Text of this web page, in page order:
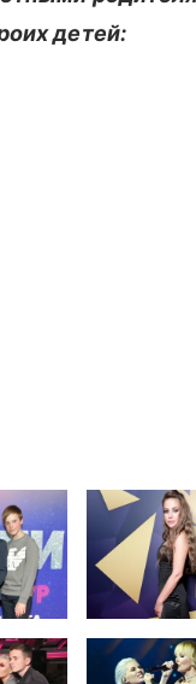
детей: